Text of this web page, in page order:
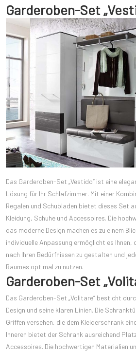
Garderoben-Set
Das Garderoben-Set „Vestido“ ist eine
Lösung für Ihr Schlafzimmer. Mit einer
Regalen und Schubladen bietet dieses Set
Kleidung, Schuhe und Accessoires. Die
das moderne Design machen es zu einem
individuelle Anpassung ermöglicht es Ihnen,
nach Ihren Bedürfnissen zu gestalten und
Raumes optimal zu nutzen.
Garderoben-Set
Das Garderoben-Set „Volitare“ besticht
Design und seine klaren Linien. Die
Griffen versehen, die dem Kleiderschrank
Inneren bietet der Schrank ausreichend
Accessoires. Die hochwertigen Materialien